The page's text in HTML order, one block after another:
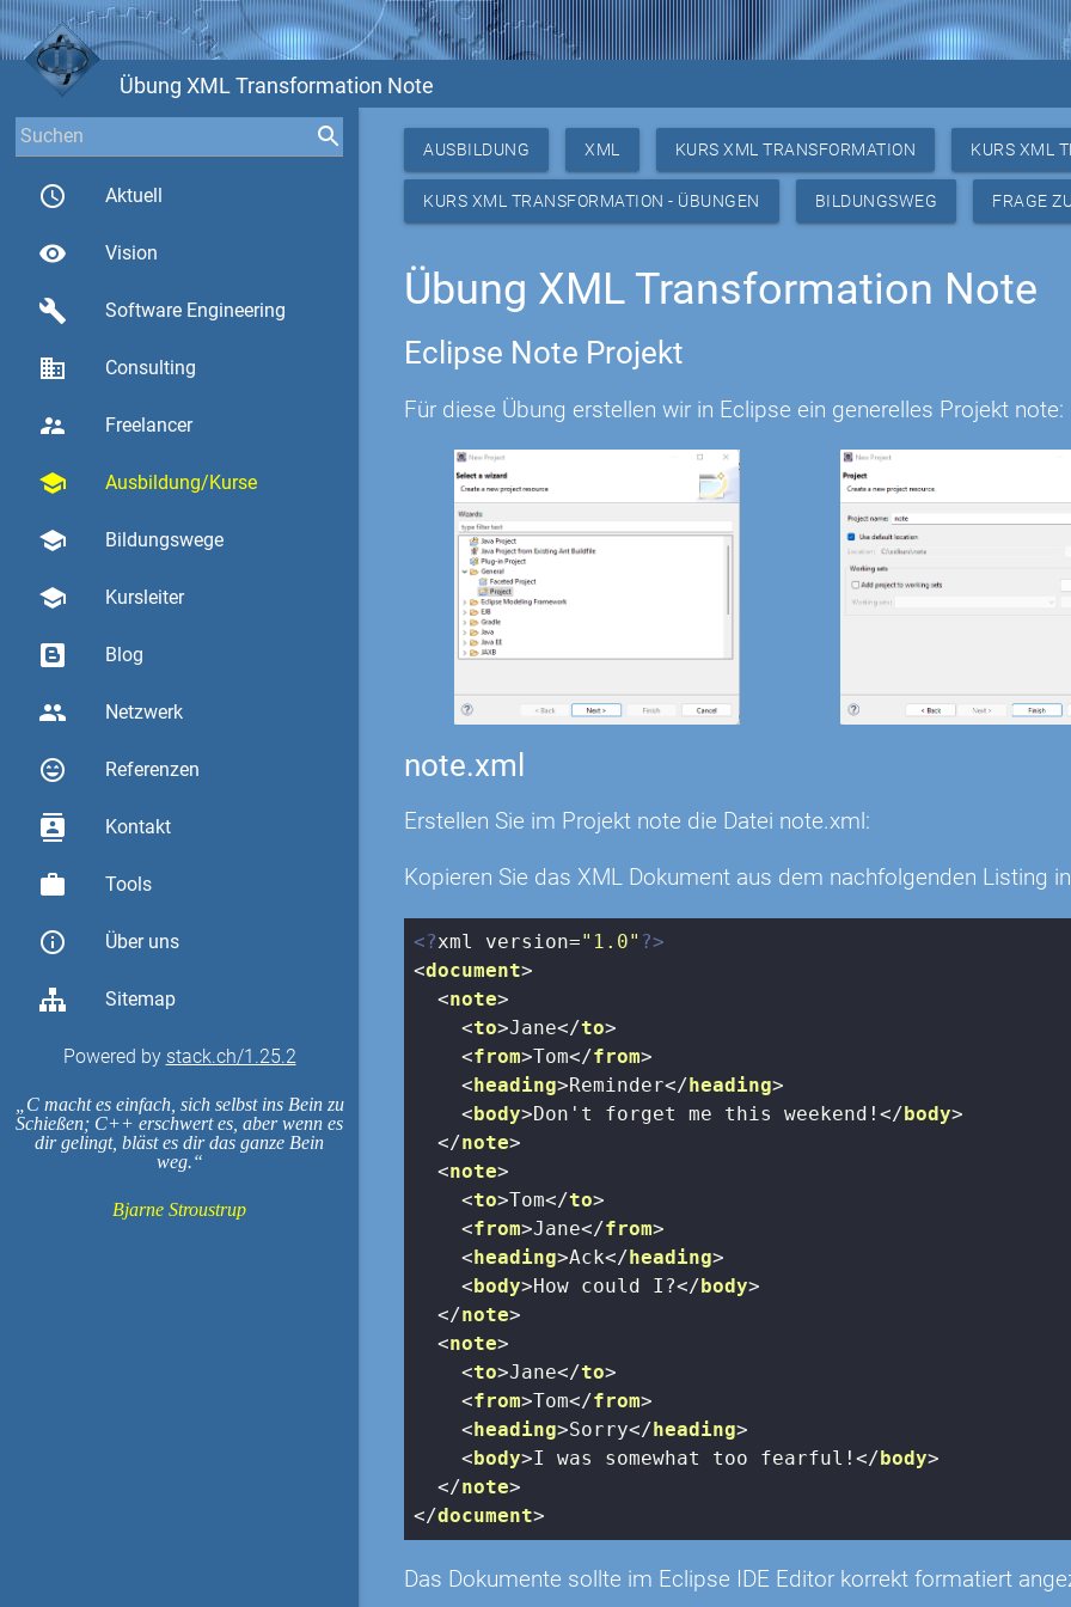
Übung XML Transformation Note
access_time Aktuell
visibility Vision
build Software Engineering
business Consulting
supervisor_account Freelancer
school Ausbildung/Kurse
school Bildungswege
school Kursleiter
Blog
group Netzwerk
sentiment_very_satisfied Referenzen
contacts Kontakt
work Tools
info_outline Über uns
Sitemap
Powered by stack.ch/1.25.2
C macht es einfach, sich selbst ins Bein zu
Schießen; C++ erschwert es, aber wenn es
dir gelingt, bläst es dir das ganze Bein
weg.
Bjarne Stroustrup
AUSBILDUNG XML KURS XML TRANSFORMATION KURS XML
KURS XML TRANSFORMATION - ÜBUNGEN BILDUNGSWEG FRAGE
Übung XML Transformation Note
Eclipse Note Projekt
Für diese Übung erstellen wir in Eclipse ein generelles Projekt note:
note.xml
Erstellen Sie im Projekt note die Datei note.xml:
Kopieren Sie das XML Dokument aus dem nachfolgenden Listing
<?xml version="1.0" ?>
<document>
<note>
<to>Jane</to>
<from>Tom</from>
<heading>Reminder</heading>
<body>Don't forget me this weekend!</body>
</note>
<note>
<to>Tom</to>
<from>Jane</from>
<heading>Ack</heading>
<body>How could I?</body>
</note>
<note>
<to>Jane</to>
<from>Tom</from>
<heading>Sorry</heading>
<body>I was somewhat too fearful!</body>
</note>
</document>
Das Dokumente sollte im Eclipse IDE Editor korrekt formatiert